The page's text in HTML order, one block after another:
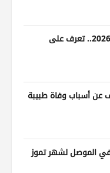
من ودية الأربعاء إلى كأس العالم 2026.. تعرف على
أسباب وفاة طبيبة
في الموصل لشهر تموز